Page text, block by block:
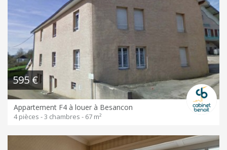
595 €
Appartement F4 à louer à Besancon
4 pièces - 3 chambres - 67 m²